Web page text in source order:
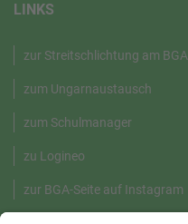
LINKS
zur Streitschlichtung am BGA
zum Ungarnaustausch
zum Schulmanager
zu Logineo
zur BGA-Seite auf Instagram